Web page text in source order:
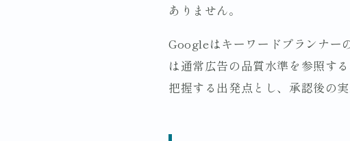
ありません。
Googleはキーワードプランナー
は通常広告の品質水準を参照す
把握する出発点とし、承認後の